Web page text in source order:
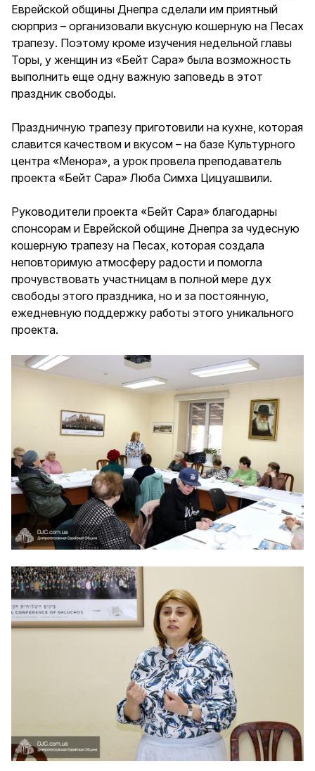
Еврейской общины Днепра сделали им приятный
сюрприз – организовали вкусную кошерную на Песах
трапезу. Поэтому кроме изучения недельной главы
Торы, у женщин из «Бейт Сара» была возможность
выполнить еще одну важную заповедь в этот
праздник свободы.
Праздничную трапезу приготовили на кухне, которая
славится качеством и вкусом – на базе Культурного
центра «Менора», а урок провела преподаватель
проекта «Бейт Сара» Люба Симха Цицуашвили.
Руководители проекта «Бейт Сара» благодарны
спонсорам и Еврейской общине Днепра за чудесную
кошерную трапезу на Песах, которая создала
неповторимую атмосферу радости и помогла
прочувствовать участницам в полной мере дух
свободы этого праздника, но и за постоянную,
ежедневную поддержку работы этого уникального
проекта.